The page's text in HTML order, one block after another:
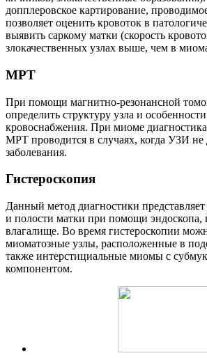
допплеровское картирование,
позволяет оценить кровоток в
выявить саркому матки (скорость
злокачественных узлах выше, чем в
МРТ
При помощи магнитно-резонансной
определить структуру узла и
кровоснабжения. При миоме
МРТ проводится в случаях, когда УЗИ не
заболевания.
Гистероскопия
Данный метод диагностики
и полости матки при помощи эндоскопа,
влагалище. Во время гистероскопии
миоматозные узлы, расположенные в
также интерстициальные миомы с
компонентом.